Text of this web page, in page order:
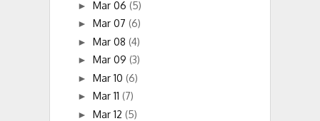
► Mar 06 (5)
► Mar 07 (6)
► Mar 08 (4)
► Mar 09 (3)
► Mar 10 (6)
► Mar 11 (7)
► Mar 12 (5)